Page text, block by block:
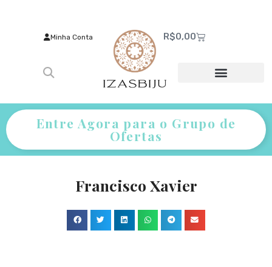
Minha Conta R$0,00
Entre Agora para o Grupo de
Ofertas
Francisco Xavier